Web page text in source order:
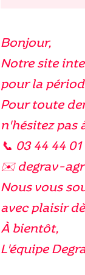
Fileté
FMF
Bonjour,
Notre site
pour la
Pour toute
n'hésitez pas
📞 03 44 44 01
✉️ degrav-
Nous vous
avec plaisir
À bientôt,
L'équipe